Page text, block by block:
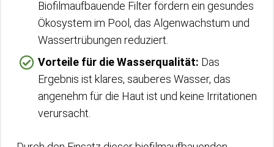
Biofilmaufbauende Filter fördern ein gesundes
Ökosystem im Pool, das Algenwachstum und
Wassertrübungen reduziert.
Vorteile für die Wasserqualität: Das
Ergebnis ist klares, sauberes Wasser, das
angenehm für die Haut ist und keine Irritationen
verursacht.